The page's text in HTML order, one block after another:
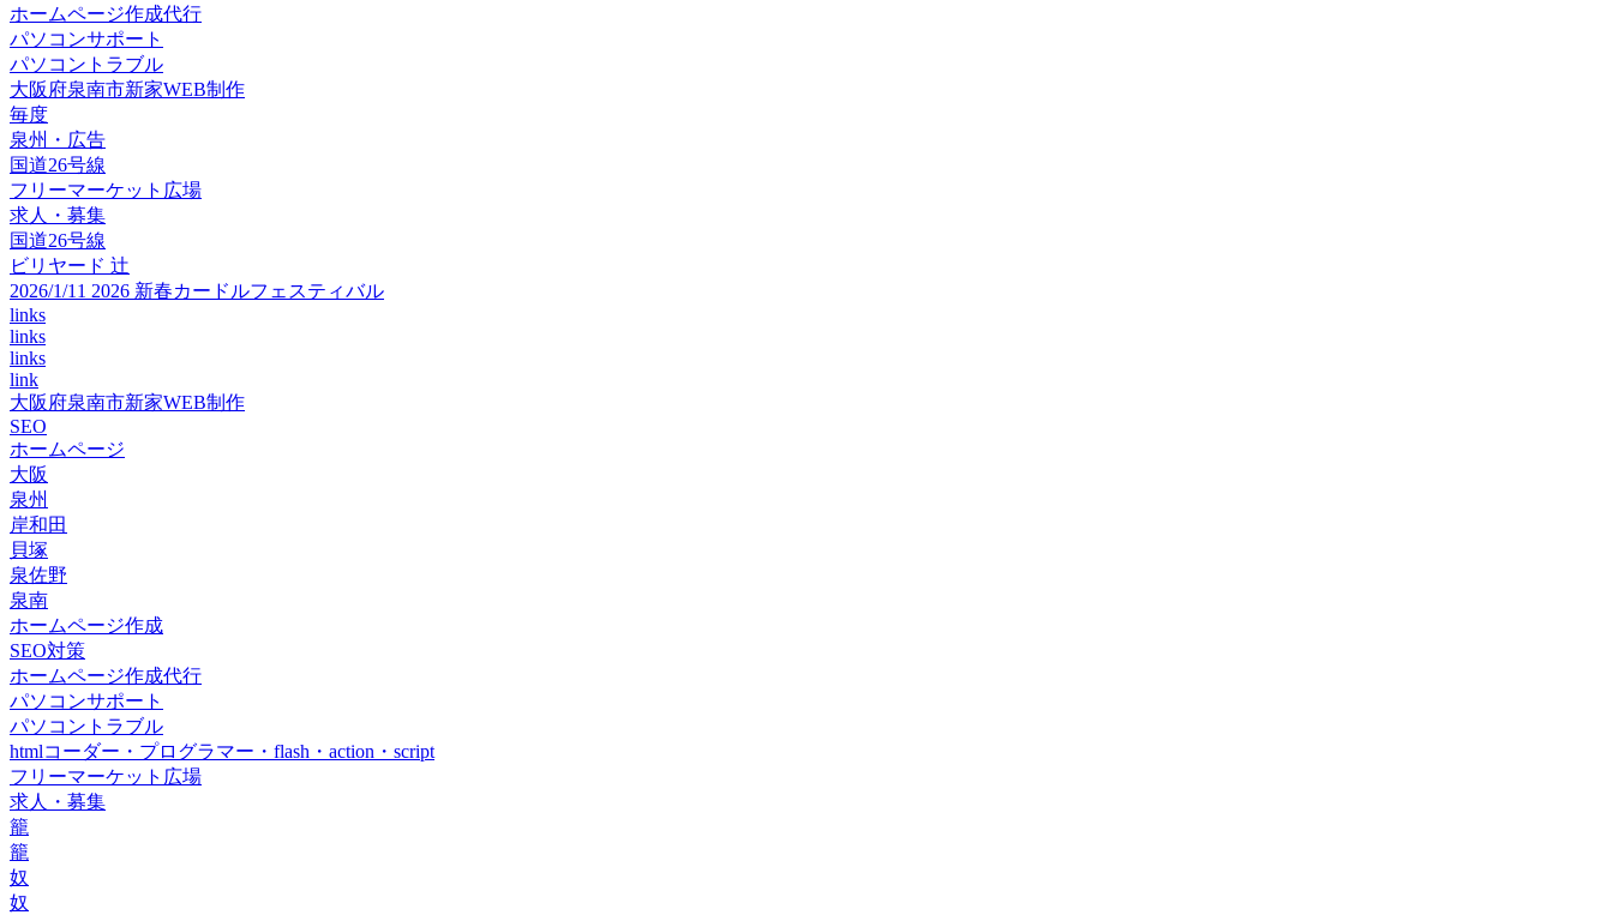
ホームページ作成代行
パソコンサポート
パソコントラブル
大阪府泉南市新家WEB制作
毎度
泉州・広告
国道26号線
フリーマーケット広場
求人・募集
国道26号線
ビリヤード 辻
2026/1/11 2026 新春カードルフェスティバル
links
links
links
link
大阪府泉南市新家WEB制作
SEO
ホームページ
大阪
泉州
岸和田
貝塚
泉佐野
泉南
ホームページ作成
SEO対策
ホームページ作成代行
パソコンサポート
パソコントラブル
htmlコーダー・プログラマー・flash・action・script
フリーマーケット広場
求人・募集
籠
籠
奴
奴